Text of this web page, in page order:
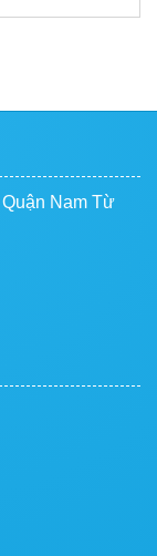
Nam Từ